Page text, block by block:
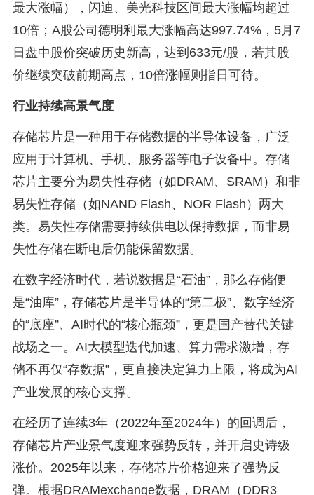
最大涨幅），闪迪、美光科技区间最大涨幅均超过
10倍；A股公司德明利最大涨幅高达997.74%，5月7
日盘中股价突破历史新高，达到633元/股，若其股
价继续突破前期高点，10倍涨幅则指日可待。
行业持续高景气度
存储芯片是一种用于存储数据的半导体设备，广泛
应用于计算机、手机、服务器等电子设备中。存储
芯片主要分为易失性存储（如DRAM、SRAM）和非
易失性存储（如NAND Flash、NOR Flash）两大
类。易失性存储需要持续供电以保持数据，而非易
失性存储在断电后仍能保留数据。
在数字经济时代，若说数据是“石油”，那么存储便
是“油库”，存储芯片是半导体的“第二极”、数字经济
的“底座”、AI时代的“核心瓶颈”，更是国产替代关键
战场之一。AI大模型迭代加速、算力需求激增，存
储不再仅“存数据”，更直接决定算力上限，将成为AI
产业发展的核心支撑。
在经历了连续3年（2022年至2024年）的回调后，
存储芯片产业景气度迎来强势反转，并开启史诗级
涨价。2025年以来，存储芯片价格迎来了强势反
弹。根据DRAMexchange数据，DRAM（DDR3